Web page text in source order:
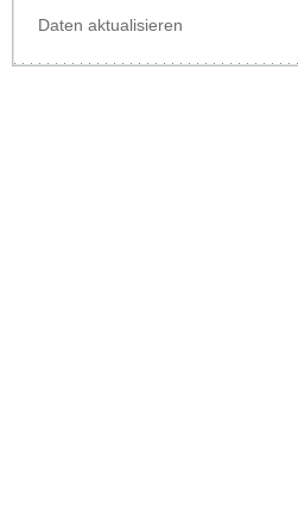
Daten aktualisieren